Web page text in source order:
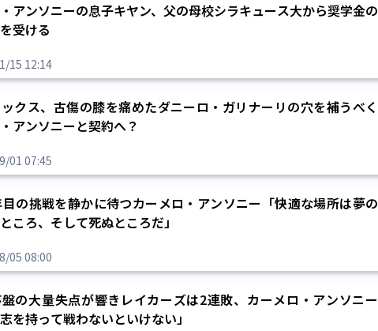
アンソニーの息子キヤン、父の母校シラキュース大から奨学金の
受ける
15 12:14
クス、古傷の膝を痛めたダニーロ・ガリナーリの穴を補うべく
アンソニーと契約へ？
01 07:45
の挑戦を静かに待つカーメロ・アンソニー「快適な場所は夢の
ころ、そして死ぬところだ」
05 08:00
の大量失点が響きレイカーズは2連敗、カーメロ・アンソニー
志を持って戦わないといけない」